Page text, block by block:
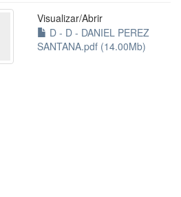
Visualizar/Abrir
D - D - DANIEL PEREZ
SANTANA.pdf (14.00Mb)